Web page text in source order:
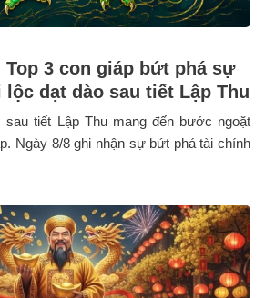
Top 3 con giáp bứt phá sự
lộc dạt dào sau tiết Lập Thu
tiết Lập Thu mang đến bước ngoặt
Ngày 8/8 ghi nhận sự bứt phá tài chính